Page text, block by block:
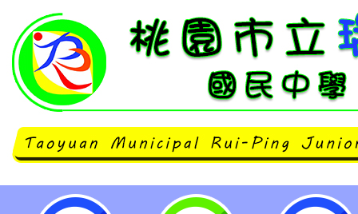
財團法人語言訓練測驗中心備考資